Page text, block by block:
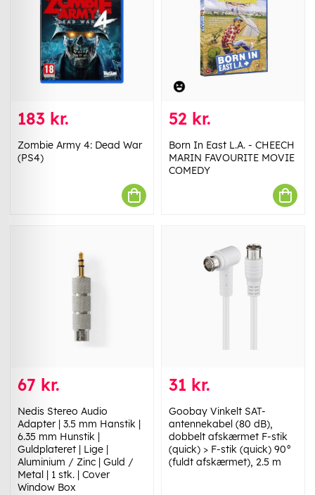
183 kr.
Zombie Army 4: Dead War
(PS4)
52 kr.
Born In East L.A. - CHEECH
MARIN FAVOURITE MOVIE
COMEDY
67 kr.
Nedis Stereo Audio
Adapter | 3.5 mm Hanstik |
6.35 mm Hunstik |
Guldplateret | Lige |
Aluminium / Zinc | Guld /
Metal | 1 stk. | Cover
Window Box
31 kr.
Goobay Vinkelt SAT-
antennekabel (80 dB),
dobbelt afskærmet F-stik
(quick) > F-stik (quick) 90°
(fuldt afskærmet), 2.5 m